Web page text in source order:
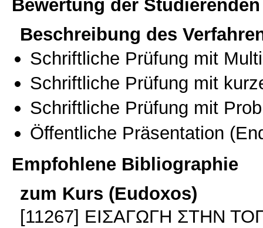
Bewertung der Studierenden
Beschreibung des
Schriftliche Prüfung mit
Schriftliche Prüfung mit
Schriftliche Prüfung mit
Öffentliche Präsentation
Empfohlene Bibliographie
zum Kurs (Eudoxos)
[11267] ΕΙΣΑΓΩΓΗ ΣΤΗΝ